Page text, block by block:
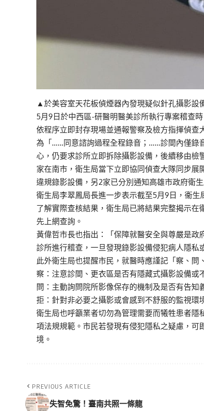
▲於美容室天花板偵煙器內發現疑似針孔攝影設
5月9日於中西區-研醫明醫美診所執行專案稽查
依程序立即封存現場並通報警察及檢方指揮偵
為「……同意諮詢過程全程錄音；……診間內僅錄
心，仍要求診所立即拆除攝影設備，後續移由
家在南市，衛生局當下立即協同偵查大隊同步
違規錄影設備，另2家已分別通知高雄市政府衛
衛生局李翠鳳局長進一步表示截至5月9日，衞生
了解實際查核結果，衛生局已將結果完整揭示
先上網查詢。
黃偉哲市長也指出：「保障就醫安全與尊嚴是
診所進行稽查，一旦發現錄影設備侵犯病人隱私
此外衛生局也提醒市民，就醫時應謹記「察、問
察：注意診間、更衣區是否有隱藏式攝影設備或
問：主動詢問院所影像保存的機制及是否有告知
拒：針對非必要之攝影或會感到不舒服的監視環
衛生局也呼籲業者切勿為管理需要而犧牲患者
項法規規範。市民若發現有侵犯隱私之疑慮，
境。
PREVIOUS ARTICLE
失智免驚！臺南共照一條龍